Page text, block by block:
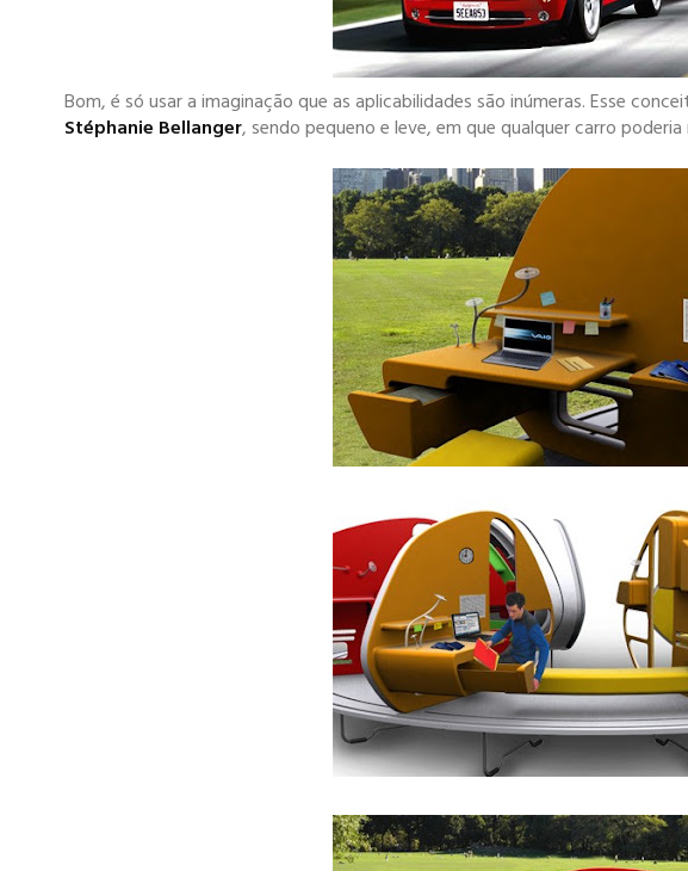
Bom, é só usar a imaginação que as aplicabilidades são inúmeras. Esse
Stéphanie Bellanger, sendo pequeno e leve, em que qualquer carro